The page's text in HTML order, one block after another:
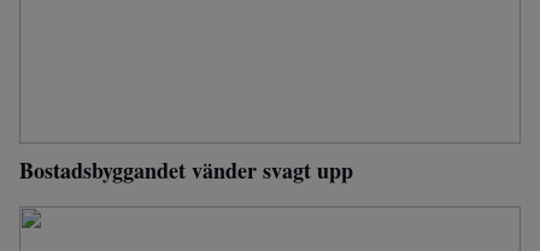
Bostadsbyggandet vänder svagt upp